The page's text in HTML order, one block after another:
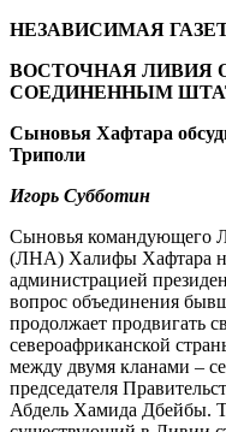
НЕЗАВИСИМАЯ
ВОСТОЧНАЯ ЛИВИЯ
СОЕДИНЕННЫМ
Сыновья Хафтара
Триполи
Игорь Субботин
Сыновья командующего
(ЛНА) Халифы Хафтара
администрацией
вопрос объединения
продолжает продвигать
североафриканской
между двумя кланами –
председателя
Абдель Хамида Дбейбы.